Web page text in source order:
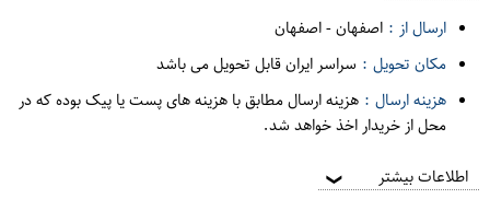
ارسال از : اصفهان-اصفهان
مکان تحویل : سراسر ایران قابل تحویل می باشد
هزینه ارسال : هزینه ارسال مطابق با هزینه های پست یا پیک بوده که در
محل از خریدار اخذ خواهد شد.
اطلاعات بیشتر ❯